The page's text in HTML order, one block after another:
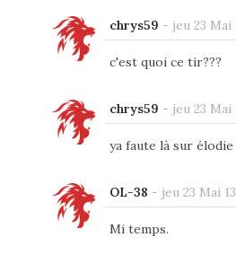
chrys59 - jeu 23 Mai
c'est quoi ce tir???
chrys59 - jeu 23 Mai
ya faute là sur élodie
OL-38 - jeu 23 Mai
Mi temps.